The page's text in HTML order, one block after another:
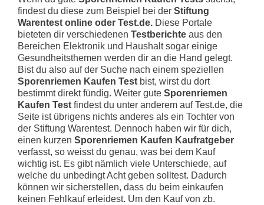
findest du diese zum Beispiel bei der Stiftung
Warentest online oder Test.de. Diese Portale
bieteten dir verschiedenen Testberichte aus den
Bereichen Elektronik und Haushalt sogar einige
Gesundheitsthemen werden dir an die Hand gelegt.
Bist du also auf der Suche nach einem speziellen
Sporenriemen Kaufen Test bist, wirst du dort
bestimmt direkt fündig. Weiter gute Sporenriemen
Kaufen Test findest du unter anderem auf Test.de, die
Seite ist übrigens nichts anderes als ein Tochter von
der Stiftung Warentest. Dennoch haben wir für dich,
einen kurzen Sporenriemen Kaufen Kaufratgeber
verfasst, so weisst du genau, was bei dem Kauf
wichtig ist. Es gibt nämlich viele Unterschiede, auf
welche du unbedingt Acht geben solltest. Dadurch
können wir sicherstellen, dass du beim einkaufen
keinen Fehlkauf erleidest. Um den Kauf von zb.